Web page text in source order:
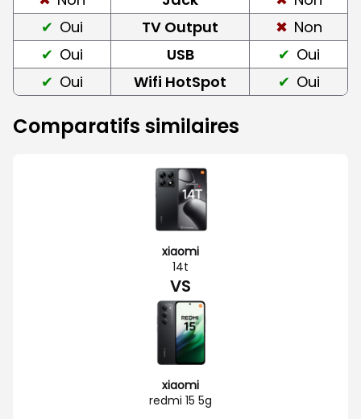
Oui
TV Output
Non
Oui
USB
Oui
Oui
Wifi HotSpot Oui
Comparatifs similaires
xiaomi
14t
VS
xiaomi
redmi 15 5g